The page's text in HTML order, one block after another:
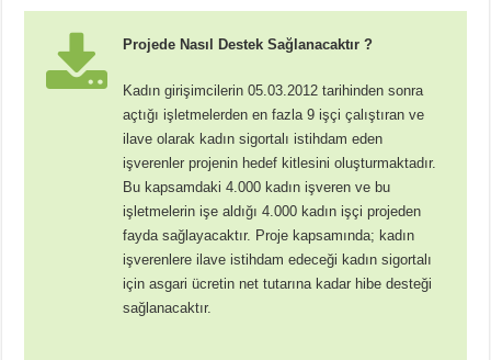
Projede Nasıl Destek Sağlanacaktır ?
Kadın girişimcilerin 05.03.2012 tarihinden sonra
açtığı işletmelerden en fazla 9 işçi çalıştıran ve
ilave olarak kadın sigortalı istihdam eden
işverenler projenin hedef kitlesini oluşturmaktadır.
Bu kapsamdaki 4.000 kadın işveren ve bu
işletmelerin işe aldığı 4.000 kadın işçi projeden
fayda sağlayacaktır. Proje kapsamında; kadın
işverenlere ilave istihdam edeceği kadın sigortalı
için asgari ücretin net tutarına kadar hibe desteği
sağlanacaktır.